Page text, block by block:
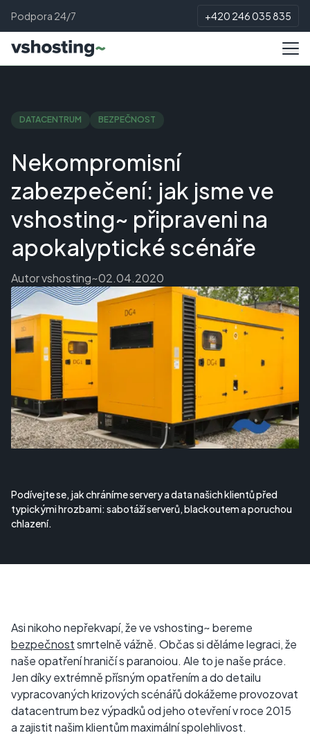
Podpora 24/7 +420 246 035 835
DATACENTRUM BEZPEČNOST
Nekompromisní
zabezpečení: jak jsme ve
vshosting~ připraveni na
apokalyptické scénáře
Autorvshosting~02.04.2020
Podívejte se, jak chráníme servery a data našich klientů před
typickými hrozbami: sabotáží serverů, blackoutem a poruchou
chlazení.
Asi nikoho nepřekvapí, že ve vshosting~ bereme
bezpečnostsmrtelně vážně. Občas si děláme legraci, že
naše opatření hraničí s paranoiou. Ale to je naše práce.
Jen díky extrémně přísným opatřením a do detailu
vypracovaných krizových scénářů dokážeme provozovat
datacentrum bez výpadků od jeho otevření v roce 2015
a zajistit našim klientům maximální spolehlivost.